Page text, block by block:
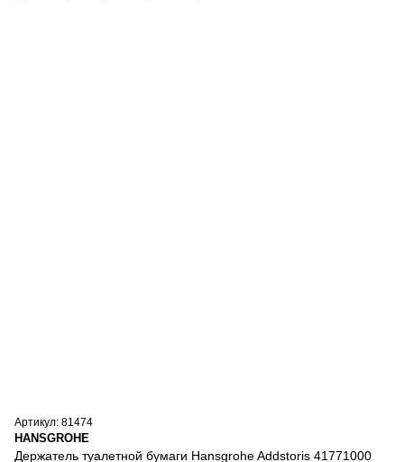
Артикул: 81474
HANSGROHE
Держатель туалетной бумаги Hansgrohe Addstoris 41771000